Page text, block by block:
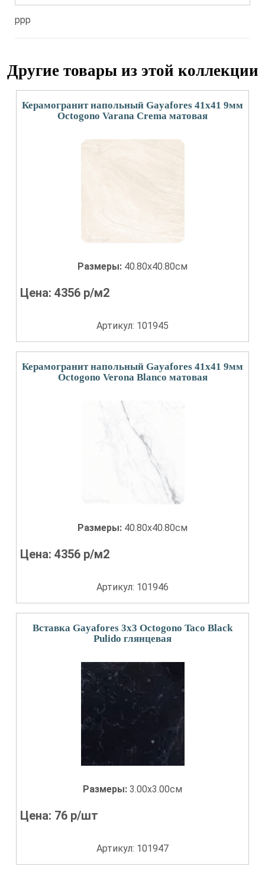
ppp
Другие товары из этой коллекции
Керамогранит напольный Gayafores 41x41 9мм
Octogono Varana Crema матовая
Размеры: 40.80x40.80см
Цена:4356 р/м2
Артикул: 101945
Керамогранит напольный Gayafores 41x41 9мм
Octogono Verona Blanco матовая
Размеры: 40.80x40.80см
Цена:4356 р/м2
Артикул: 101946
Вставка Gayafores 3x3 Octogono Taco Black
Pulido глянцевая
Размеры: 3.00x3.00см
Цена: 76 р/шт
Артикул: 101947